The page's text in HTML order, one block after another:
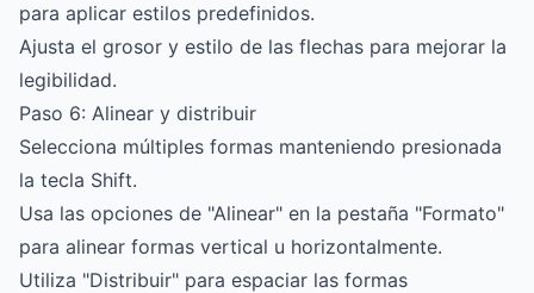
para aplicar estilos predefinidos.
Ajusta el grosor y estilo de las flechas para mejorar la
legibilidad.
Paso 6: Alinear y distribuir
Selecciona múltiples formas manteniendo presionada
la tecla Shift.
Usa las opciones de "Alinear" en la pestaña "Formato"
para alinear formas vertical u horizontalmente.
Utiliza "Distribuir" para espaciar las formas